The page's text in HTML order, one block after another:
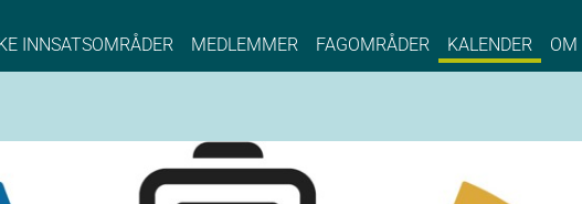
EYDE, Norwegian Center of Expertise,
INNSATSOMRÅDER MEDLEMMER FAGOMRÅDER KALENDER OM